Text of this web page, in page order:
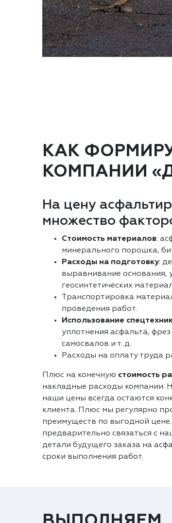
КАК
КОМПАНИИ
На цену
множество
Стоимость материалов:
минерального порошка,
Расходы на подготовку:
выравнивание основания,
геосинтетических
Транспортировка
проведения работ.
Использование
уплотнения асфальта,
самосвалов и т. д.
Расходы на оплату труда
Плюс на конечную стоимость
накладные расходы компании.
наши цены всегда остаются
клиента. Плюс мы регулярно
преимуществ по выгодной
предварительно связаться с
детали будущего заказа на
сроки выполнения работ.